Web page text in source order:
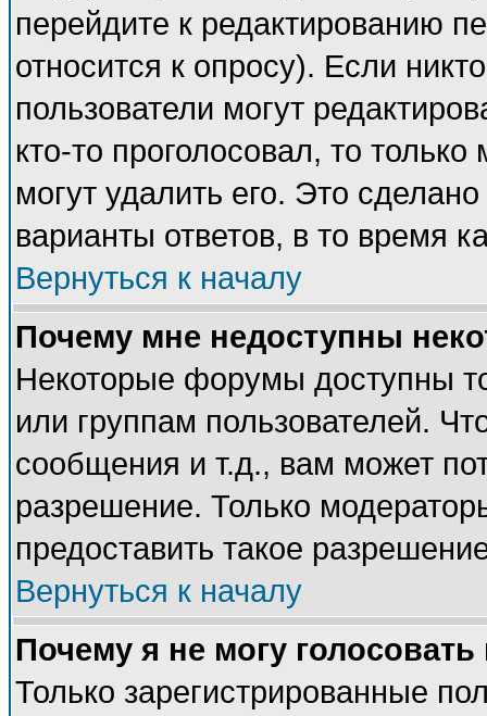
перейдите к редактированию
относится к опросу). Если
пользователи могут
кто-то проголосовал, то
могут удалить его. Это
варианты ответов, в то время
Вернуться к началу
Почему мне недоступны
Некоторые форумы доступны
или группам пользователей.
сообщения и т.д., вам может
разрешение. Только
предоставить такое
Вернуться к началу
Почему я не могу
Только зарегистрированные